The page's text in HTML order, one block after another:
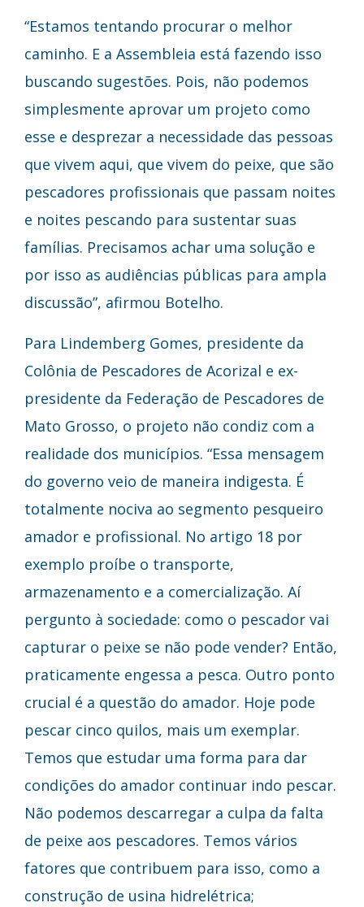
“Estamos tentando procurar o melhor
caminho. E a Assembleia está fazendo isso
buscando sugestões. Pois, não podemos
simplesmente aprovar um projeto como
esse e desprezar a necessidade das pessoas
que vivem aqui, que vivem do peixe, que são
pescadores profissionais que passam noites
e noites pescando para sustentar suas
famílias. Precisamos achar uma solução e
por isso as audiências públicas para ampla
discussão”, afirmou Botelho.
Para Lindemberg Gomes, presidente da
Colônia de Pescadores de Acorizal e ex-
presidente da Federação de Pescadores de
Mato Grosso, o projeto não condiz com a
realidade dos municípios. “Essa mensagem
do governo veio de maneira indigesta. É
totalmente nociva ao segmento pesqueiro
amador e profissional. No artigo 18 por
exemplo proíbe o transporte,
armazenamento e a comercialização. Aí
pergunto à sociedade: como o pescador vai
capturar o peixe se não pode vender? Então,
praticamente engessa a pesca. Outro ponto
crucial é a questão do amador. Hoje pode
pescar cinco quilos, mais um exemplar.
Temos que estudar uma forma para dar
condições do amador continuar indo pescar.
Não podemos descarregar a culpa da falta
de peixe aos pescadores. Temos vários
fatores que contribuem para isso, como a
construção de usina hidrelétrica;